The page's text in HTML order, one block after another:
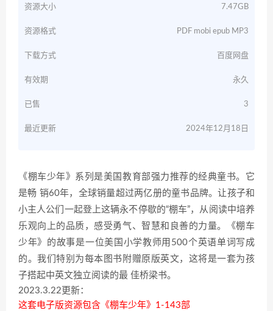
资源大小 7.47GB
资源格式 PDF mobi epub MP3
下载方式 百度网盘
有效期 永久
已售 3
最近更新 2024年12月18日
《棚车少年》系列是美国教育部强力推荐的经典童书。它
是畅 销60年，全球销量超过两亿册的童书品牌。让孩子和
小主人公们一起登上这辆永不停歇的“棚车”，从阅读中培养
乐观向上的品质，感受勇气、智慧和良善的力量。《棚车
少年》的故事是一位美国小学教师用500个英语单词写成
的。我们特别为每本图书附赠原版英文，这将是一套为孩
子搭起中英文独立阅读的最 佳桥梁书。
2023.3.22更新：
这套电子版资源包含《棚车少年》1-143部